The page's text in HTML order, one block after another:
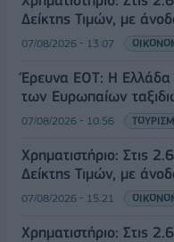
Δείκτης Τιμών, με
07/08/2026 - 13:07
Έρευνα ΕΟΤ: Η Ελλάδα
των Ευρωπαίων
07/08/2026 - 10:56
Χρηματιστήριο: Στις
Δείκτης Τιμών, με
07/08/2026 - 15:21
Χρηματιστήριο: Στις